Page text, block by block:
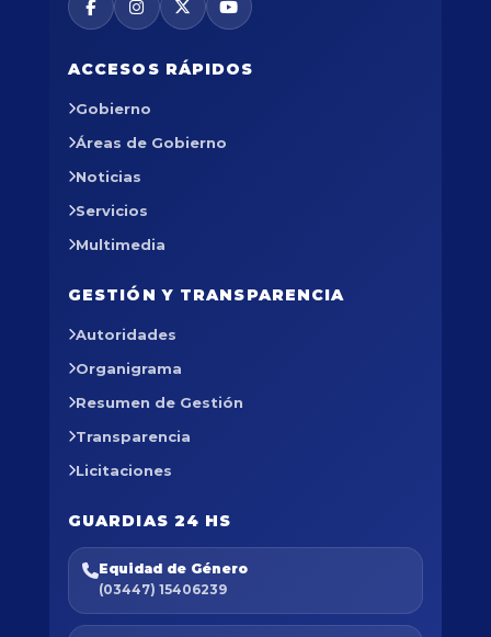
ACCESOS RÁPIDOS
Gobierno
Áreas de Gobierno
Noticias
Servicios
Multimedia
GESTIÓN Y TRANSPARENCIA
Autoridades
Organigrama
Resumen de Gestión
Transparencia
Licitaciones
GUARDIAS 24 HS
Equidad de Género
(03447) 15406239